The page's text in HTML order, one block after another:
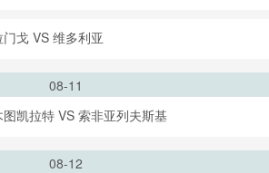
门戈 VS 维多利亚
08-11
凯拉特 VS 索非亚列夫斯基
08-12